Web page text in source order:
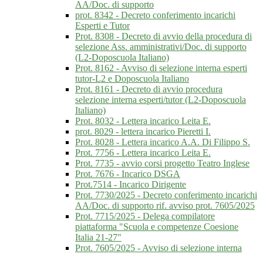
AA/Doc. di supporto
prot. 8342 - Decreto conferimento incarichi
Esperti e Tutor
Prot. 8308 - Decreto di avvio della procedura di
selezione Ass. amministrativi/Doc. di supporto
(L2-Doposcuola Italiano)
Prot. 8162 - Avviso di selezione interna esperti
tutor-L2 e Doposcuola Italiano
Prot. 8161 - Decreto di avvio procedura
selezione interna esperti/tutor (L2-Doposcuola
Italiano)
Prot. 8032 - Lettera incarico Leita E.
prot. 8029 - lettera incarico Pieretti I.
Prot. 8028 - Lettera incarico A.A. Di Filippo S.
Prot. 7756 - Lettera incarico Leita E.
Prot. 7735 - avvio corsi progetto Teatro Inglese
Prot. 7676 - Incarico DSGA
Prot.7514 - Incarico Dirigente
Prot. 7730/2025 - Decreto conferimento incarichi
AA/Doc. di supporto rif. avviso prot. 7605/2025
Prot. 7715/2025 - Delega compilatore
piattaforma "Scuola e competenze Coesione
Italia 21-27"
Prot. 7605/2025 - Avviso di selezione interna